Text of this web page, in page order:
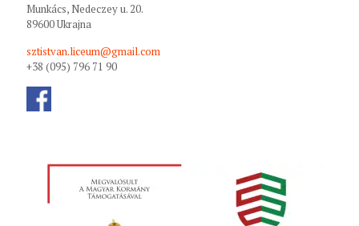
Munkács, Nedeczey u. 20.
89600 Ukrajna
sztistvan.liceum@gmail.com
+38 (095) 796 71 90